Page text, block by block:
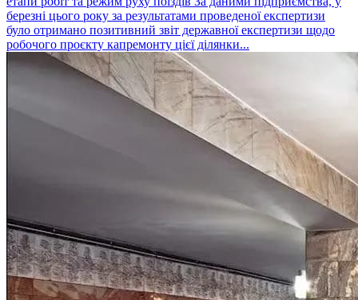
березні цього року за результатами проведеної експертизи
було отримано позитивний звіт державної експертизи щодо
робочого проєкту капремонту цієї ділянки...